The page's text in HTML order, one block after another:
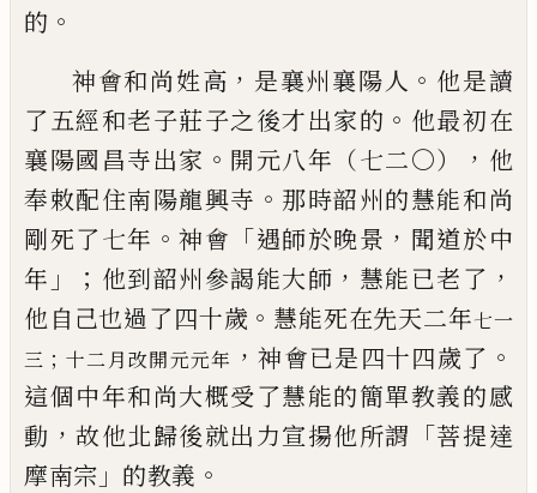
的 。
神會和尚姓高 ， 是襄州襄陽人 。 他是讀
了五經和老子莊子之後才出家的 。 他最初在
襄陽國昌寺出家 。 開元八年（七二〇） ， 他
奉敕配住南陽龍興寺 。 那時韶州的慧能和尚
剛死了七年 。神會 「遇師於晚景 ， 聞道於中
年 」； 他到韶州參謁能大師 ， 慧能已老了 ，
他自己也過了四十歲 。 慧能死在先天二年七一
三 ； 十二月改開元元年 ，神會已是四十四歲了 。
這個中年和尚大概受了慧能的簡單教義的感
動 ，故他北歸後就出力宣揚他所謂 「菩提達
摩南宗 」 的教義 。